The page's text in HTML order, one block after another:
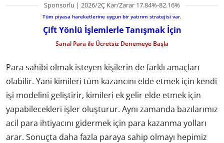
Sponsorlu | 2026/2Ç Kar/Zarar 17.84%-82.16%
Tüm piyasa hareketlerine uygun bir yatırım stratejisi var.
Çift Yönlü İşlemlerle Tanışmak İçin
Sanal Para ile Ücretsiz Denemeye Başla
Para sahibi olmak isteyen kişilerin de farklı amaçları
olabilir. Yani kimileri tüm kazancını elde etmek için kendi
işi modelini geliştirir, kimileri ek gelir elde etmek için
yapabilecekleri işler oluşturur. Aynı zamanda bazılarımız
acil para ihtiyacını gidermek için para kazanma yolları
arar. Sonuçta daha fazla paraya sahip olmayı hepimiz